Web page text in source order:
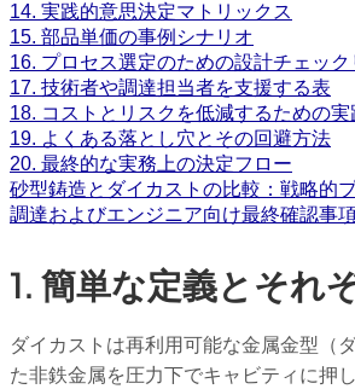
14. 実践的意思決定マトリックス
15. 部品単価の事例シナリオ
16. プロセス選定のための設計チェック
17. 技術者や調達担当者を支援する表
18. コストとリスクを低減するための実
19. よくある落とし穴とその回避方法
20. 最終的な実務上の決定フロー
砂型鋳造とダイカストの比較：戦略的
調達およびエンジニア向け最終確認事
1. 簡単な定義とそれ
ダイカストは再利用可能な金属金型（
た非鉄金属を圧力下でキャビティに押